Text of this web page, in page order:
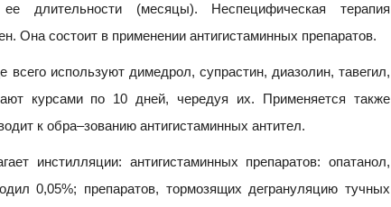
длительности (месяцы). Неспецифическая терапия
Она состоит в применении антигистаминных препаратов.
всего используют димедрол, супрастин, диазолин, тавегил,
курсами по 10 дней, чередуя их. Применяется также
к обра–зованию антигистаминных антител.
инстилляции: антигистаминных препаратов: опатанол,
0,05%; препаратов, тормозящих дегрануляцию тучных